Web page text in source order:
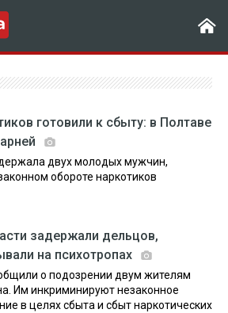
готовили к сбыту: в Полтаве
двух молодых мужчин,
обороте наркотиков
задержали дельцов,
на психотропах
о подозрении двум жителям
Им инкриминируют незаконное
в целях сбыта и сбыт наркотических